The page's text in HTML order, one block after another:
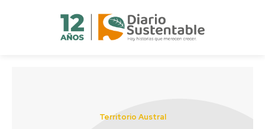
Territorio Austral